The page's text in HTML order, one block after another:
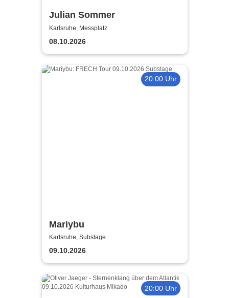
Julian Sommer
Karlsruhe, Messplatz
08.10.2026
20:00 Uhr
Mariybu
Karlsruhe, Substage
09.10.2026
20:00 Uhr